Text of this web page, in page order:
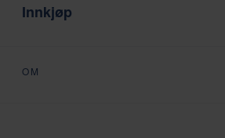
Innkjøp
OM